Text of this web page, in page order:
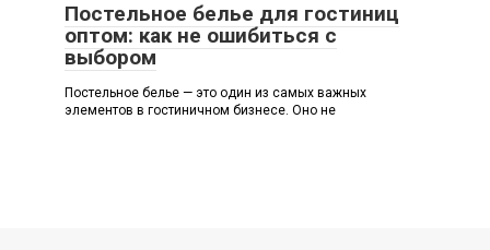
Постельное белье для гостиниц
оптом: как не ошибиться с
выбором
Постельное белье — это один из самых важных
элементов в гостиничном бизнесе. Оно не